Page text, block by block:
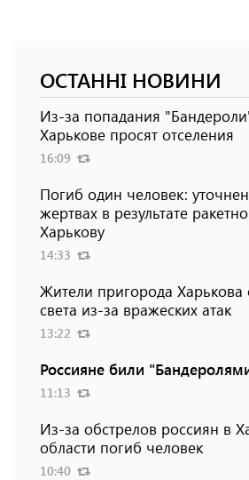
ОСТАННІ НОВИНИ
Из-за попадания
Харькове просят отселения
16:09
Погиб один человек:
жертвах в результате
Харькову
14:33
Жители пригорода Харькова
света из-за вражеских атак
13:22
Россияне били
11:13
Из-за обстрелов россиян в
области погиб человек
10:40